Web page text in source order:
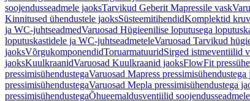
soojendusseadmele jaoksTarvikud Geberit Mapressile vask
Kinnitused ühendustele jaoksSüsteemitihendidKomplektid
ja WC-juhtseadmedVaruosad Hügieenilise loputusega
loputuskastidele ja WC-juhtseadmeteleVaruosad Tarvikud
jaoksVõrgukomponendidToruarmatuuridSirged istmeventiilid
jaoksKuulkraanidVaruosad Kuulkraanid jaoksFlowFit
pressimisühendustegaVaruosad Mapress pressimisühendustega
pressimisühendustegaVaruosad Mepla pressimisühendustega
pressimisühendustegaÕhueemaldusventiilid soojendusseadmele